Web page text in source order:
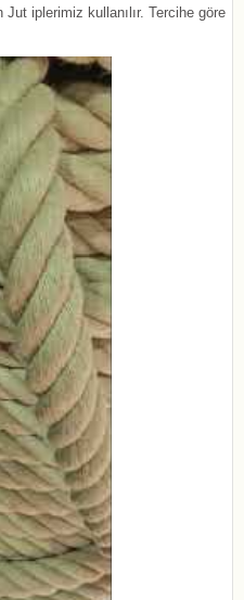
iplerimiz kullanılır. Tercihe göre